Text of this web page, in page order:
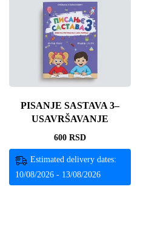
PISANJE SASTAVA 3–
USAVRŠAVANJE
600 RSD
Estimated delivery dates:
10/08/2026 - 13/08/2026